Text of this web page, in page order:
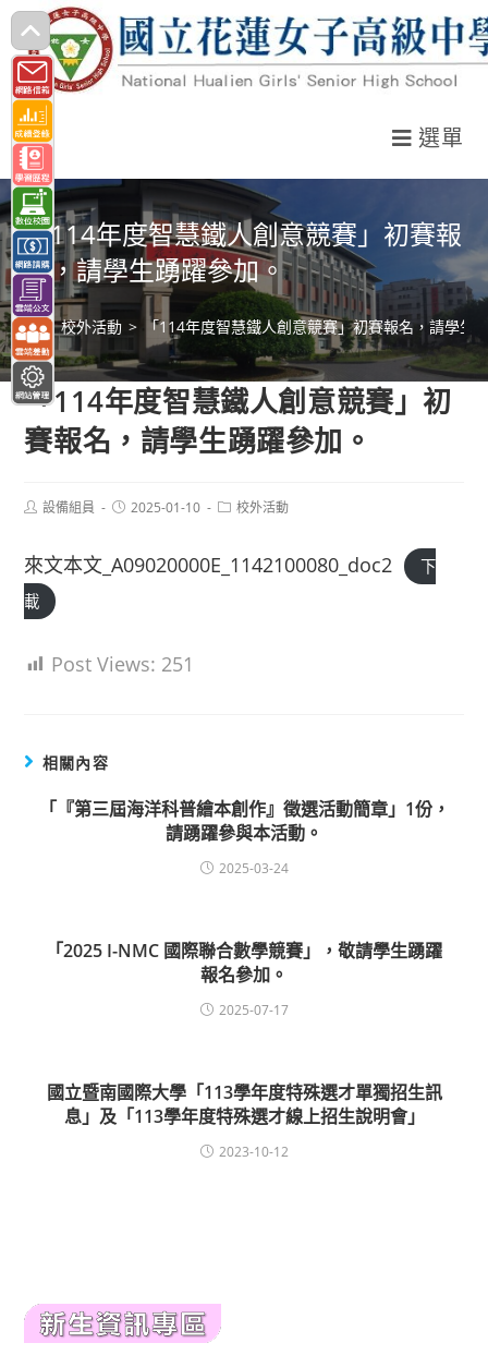
跳
轉
至
主
要
內
容
選單
「114年度智慧鐵人創意競賽」初賽報
名，請學生踴躍參加。
> 校外活動 > 「114年度智慧鐵人創意競賽」初賽報名，請學生
「114年度智慧鐵人創意競賽」初
賽報名，請學生踴躍參加。
Post設備組員
Post2025-01-10
Post校外活動
來文本文_A09020000E_1142100080_doc2
下
載
Post Views: 251
相關內容
「『第三屆海洋科普繪本創作』徵選活動簡章」1份，
請踴躍參與本活動。
2025-03-24
「2025 I-NMC 國際聯合數學競賽」，敬請學生踴躍
報名參加。
2025-07-17
國立暨南國際大學「113學年度特殊選才單獨招生訊
息」及「113學年度特殊選才線上招生說明會」
2023-10-12